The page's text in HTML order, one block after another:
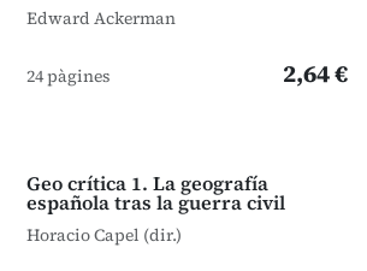
Edward Ackerman
24 pàgines 2,64 €
Geo crítica 1. La geografía
española tras la guerra civil
Horacio Capel (dir.)